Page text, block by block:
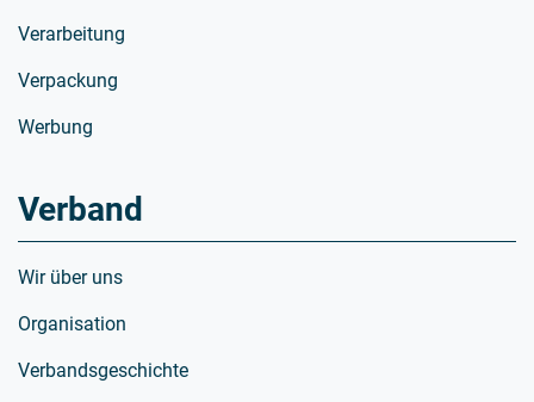
Verarbeitung
Verpackung
Werbung
Verband
Wir über uns
Organisation
Verbandsgeschichte